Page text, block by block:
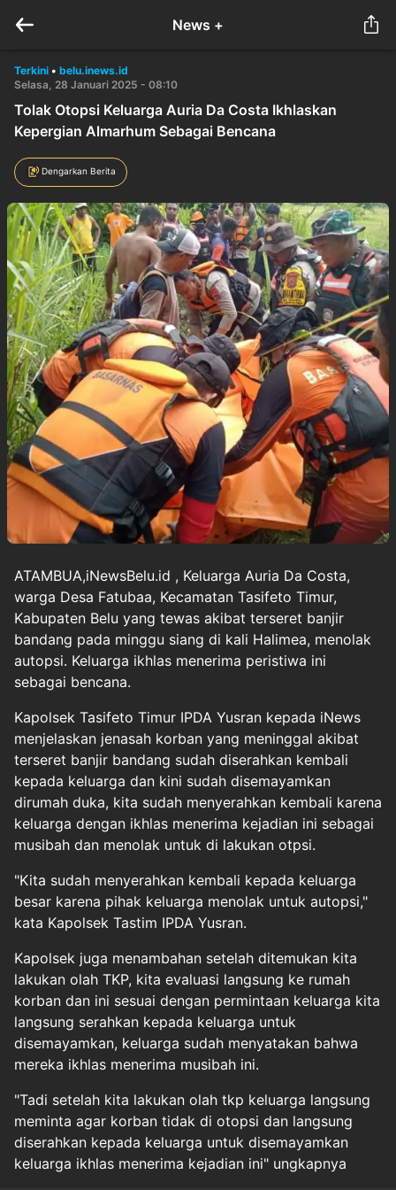
News +
Terkini • belu.inews.id
Selasa, 28 Januari 2025 - 08:10
Tolak Otopsi Keluarga Auria Da Costa Ikhlaskan
Kepergian Almarhum Sebagai Bencana
Dengarkan Berita
ATAMBUA,iNewsBelu.id , Keluarga Auria Da Costa,
warga Desa Fatubaa, Kecamatan Tasifeto Timur,
Kabupaten Belu yang tewas akibat terseret banjir
bandang pada minggu siang di kali Halimea, menolak
autopsi. Keluarga ikhlas menerima peristiwa ini
sebagai bencana.
Kapolsek Tasifeto Timur IPDA Yusran kepada iNews
menjelaskan jenasah korban yang meninggal akibat
terseret banjir bandang sudah diserahkan kembali
kepada keluarga dan kini sudah disemayamkan
dirumah duka, kita sudah menyerahkan kembali karena
keluarga dengan ikhlas menerima kejadian ini sebagai
musibah dan menolak untuk di lakukan otpsi.
"Kita sudah menyerahkan kembali kepada keluarga
besar karena pihak keluarga menolak untuk autopsi,"
kata Kapolsek Tastim IPDA Yusran.
Kapolsek juga menambahan setelah ditemukan kita
lakukan olah TKP, kita evaluasi langsung ke rumah
korban dan ini sesuai dengan permintaan keluarga kita
langsung serahkan kepada keluarga untuk
disemayamkan, keluarga sudah menyatakan bahwa
mereka ikhlas menerima musibah ini.
"Tadi setelah kita lakukan olah tkp keluarga langsung
meminta agar korban tidak di otopsi dan langsung
diserahkan kepada keluarga untuk disemayamkan
keluarga ikhlas menerima kejadian ini" ungkapnya